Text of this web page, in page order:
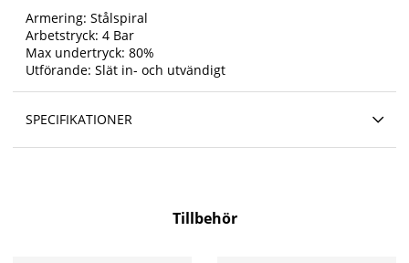
Armering: Stålspiral
Arbetstryck: 4 Bar
Max undertryck: 80%
Utförande: Slät in- och utvändigt
SPECIFIKATIONER
Tillbehör